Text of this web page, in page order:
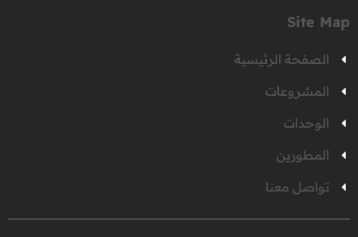
Site Map
الصفحة الرئيسية
المشروعات
الوحدات
المطورين
تواصل معنا